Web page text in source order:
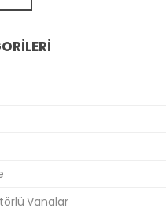
Vanalar